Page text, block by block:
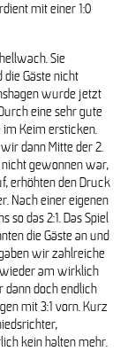
mit einer 1:0
Sie
Gäste nicht
wurde jetzt
eine sehr gute
Keim ersticken.
dann Mitte der 2.
nicht gewonnen war,
erhöhten den Druck
Nach einer eigenen
so das 2:1. Das Spiel
die Gäste an und
wir zahlreiche
am wirklich
dann doch endlich
mit 3:1 vorn. Kurz
kein halten mehr.